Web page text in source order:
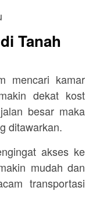
Tanah
mencari kamar
dekat kost
besar maka
ditawarkan.
akses ke
mudah dan
transportasi